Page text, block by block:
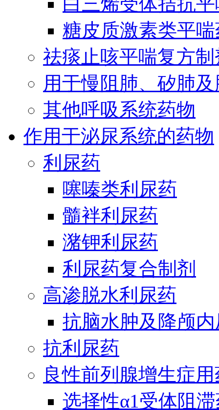
糖皮质激素类平
祛痰止咳平喘复方制
用于慢阻肺、矽肺
其他呼吸系统药物
作用于泌尿系统的药物
利尿药
噻嗪类利尿药
髓袢利尿药
潴钾利尿药
利尿药复合制剂
高渗脱水利尿药
抗脑水肿及降颅
抗利尿药
良性前列腺增生症
选择性α1受体阻